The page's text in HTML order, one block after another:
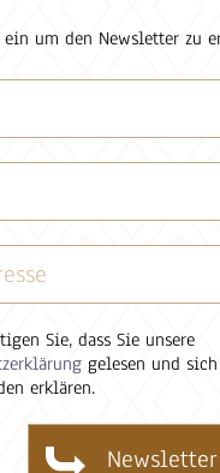
ein um den Newsletter zu
Sie, dass Sie unsere
gelesen und
erklären.